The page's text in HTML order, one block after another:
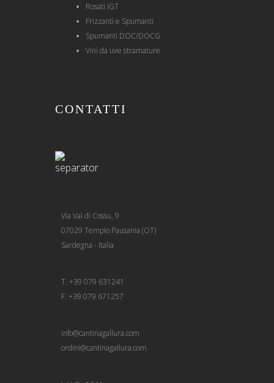
Rosati IGT
Frizzanti e Spumanti
Spumanti DOC/DOCG
Vini da uve stramature
CONTATTI
Via Val di Cossu, 9
07029 Tempio Pausania (OT)
Sardegna - Italia
T. +39 079 631241
F. +39 079 671257
info@cantinagallura.com
ordini@cantinagallura.com